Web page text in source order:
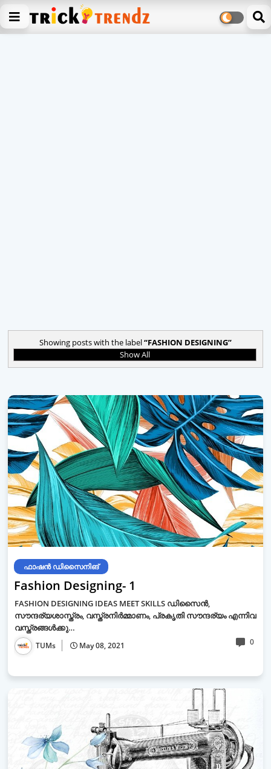
Showing posts with the label FASHION DESIGNING
Show All
ഫാഷന്‍ ഡിസൈനിങ്‌
Fashion Designing- 1
FASHION DESIGNING IDEAS MEET SKILLS ഡിസൈൻ,
സൗന്ദര്യശാസ്ത്രം, വസ്ത്രനിർമ്മാണം, പ്രകൃതി സൗന്ദര്യം എന്നിവ
വസ്ത്രങ്ങൾക്കു…
TUMs May 08, 2021 0